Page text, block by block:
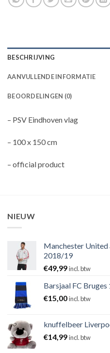
BESCHRIJVING
AANVULLENDE INFORMATIE
BEOORDELINGEN (0)
– PSV Eindhoven vlag
– 100 x 150 cm
– official product
NIEUW
Manchester
2018/19
€49,99incl. btw
Barsjaal FC
€15,00incl. btw
knuffelbeer
€14,99incl. btw